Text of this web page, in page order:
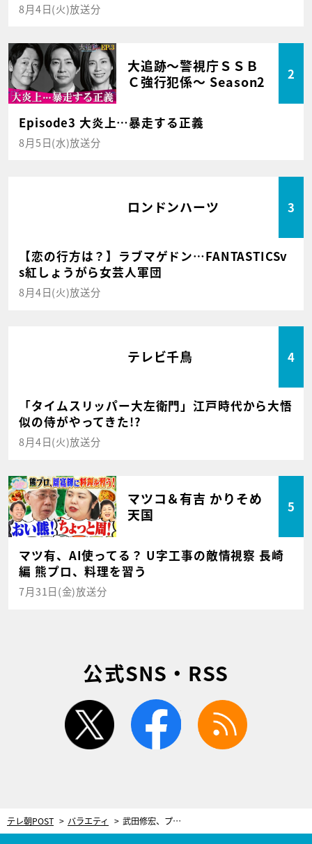
8月4日(火)放送分
大追跡～警視庁ＳＳＢ
Ｃ強行犯係～ Season2
2
Episode3 大炎上…暴走する正義
8月5日(水)放送分
ロンドンハーツ 3
【恋の行方は？】ラブマゲドン…FANTASTICSv
s紅しょうがら女芸人軍団
8月4日(火)放送分
テレビ千鳥 4
「タイムスリッパー大左衛門」江戸時代から大悟
似の侍がやってきた!?
8月4日(火)放送分
マツコ＆有吉 かりそめ
天国
5
マツ有、AI使ってる？ U字工事の敵情視察 長崎
編 熊プロ、料理を習う
7月31日(金)放送分
公式SNS・RSS
twitter facebook
テレ朝POST バラエティ 武田修宏、プロにならなかった憧れの選手たちの“今”に涙、涙